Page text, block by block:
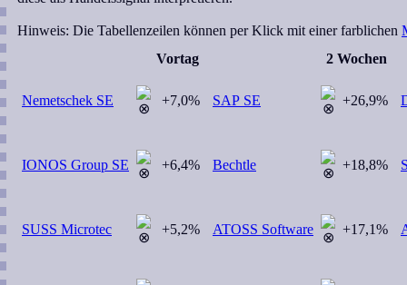
Hinweis: Die Tabellenzeilen können per Klick mit einer farblichen
Vortag
Nemetschek SE +7,0%
IONOS Group SE +6,4%
SUSS Microtec +5,2%
2 Wochen
SAP SE +26,9%
Bechtle +18,8%
ATOSS Software +17,1%